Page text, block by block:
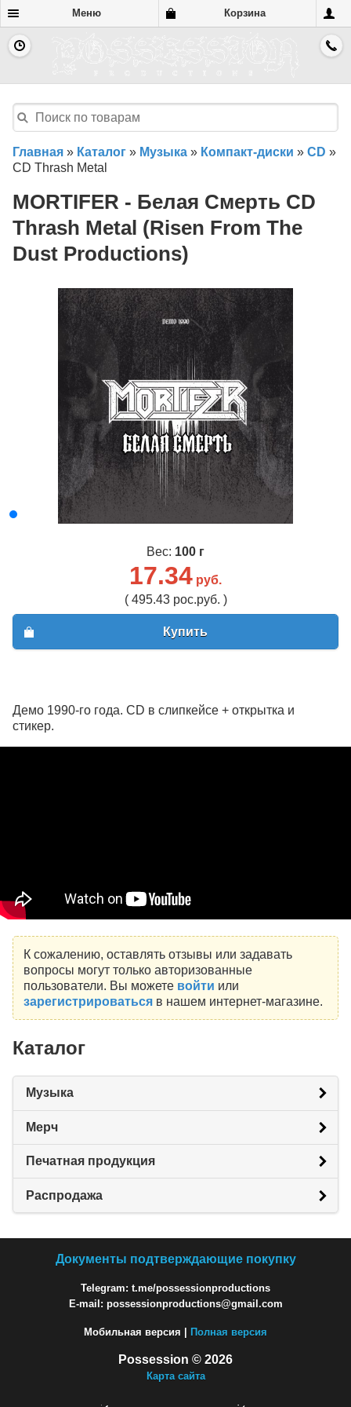
Меню Корзина
Главная » Каталог » Музыка » Компакт-диски » CD »
CD Thrash Metal
MORTIFER - Белая Смерть CD
Thrash Metal (Risen From The
Dust Productions)
Вес: 100 г
17.34 руб.
( 495.43 рос.руб. )
Купить
Демо 1990-го года. CD в слипкейсе + открытка и
стикер.
К сожалению, оставлять отзывы или задавать
вопросы могут только авторизованные
пользователи. Вы можете войти или
зарегистрироватьсяв нашем интернет-магазине.
Каталог
Музыка
Мерч
Печатная продукция
Распродажа
Документы подтверждающие покупку
Telegram: t.me/possessionproductions
E-mail: possessionproductions@gmail.com
Мобильная версия | Полная версия
Possession © 2026
Карта сайта